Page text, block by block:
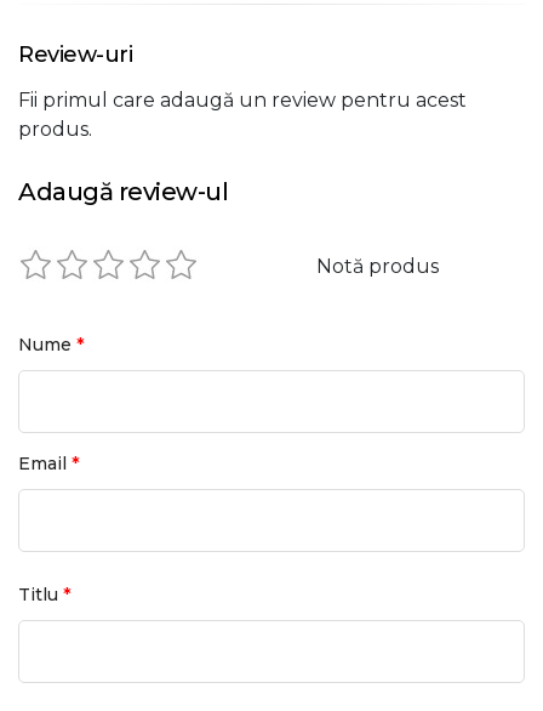
Review-uri
Fii primul care adaugă un review pentru acest
produs.
Adaugă review-ul
Notă produs
Nume *
Email *
Titlu *